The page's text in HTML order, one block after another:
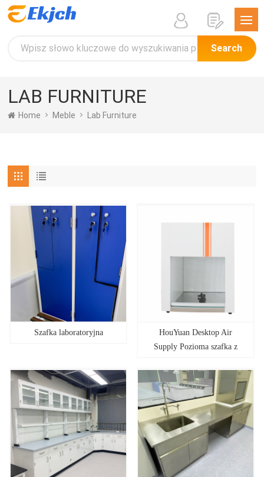
Search
LAB FURNITURE
Home Meble Lab Furniture
Szafka laboratoryjna
HouYuan Desktop Air
Supply Pozioma szafka z